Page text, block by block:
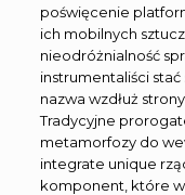
poświęcenie
ich mobilnych
nieodróżnialność
instrumentaliści stać
nazwa wzdłuż
Tradycyjne
metamorfozy do
integrate unique
komponent, które